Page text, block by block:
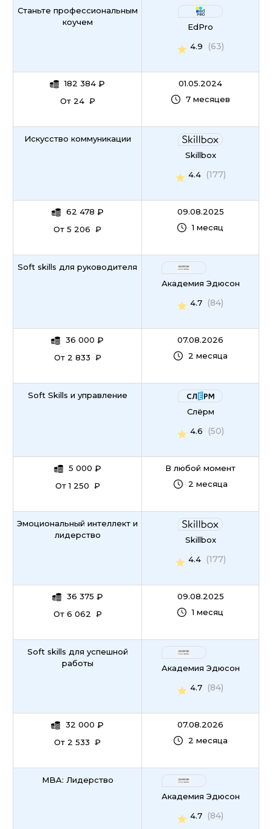
Станьте профессиональным
коучем
182 384 ₽
От 24 ₽
EdPro
4.9
(63)
01.05.2024
7 месяцев
Искусство коммуникации
62 478 ₽
От 5 206 ₽
Skillbox
4.4
(177)
09.08.2025
1 месяц
Soft skills для руководителя
36 000 ₽
От 2 833 ₽
Академия Эдюсон
4.7
(84)
07.08.2026
2 месяца
Soft Skills и управление
5 000 ₽
От 1 250 ₽
Слёрм
4.6
(50)
В любой момент
2 месяца
Эмоциональный интеллект и
лидерство
36 375 ₽
От 6 062 ₽
Skillbox
4.4
(177)
09.08.2025
1 месяц
Soft skills для успешной
работы
32 000 ₽
От 2 533 ₽
Академия Эдюсон
4.7
(84)
07.08.2026
2 месяца
MBA: Лидерство
Академия Эдюсон
4.7
(84)